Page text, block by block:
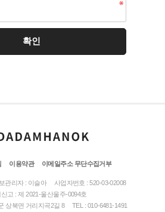
이용약관 이메일주소 무단수집거부
관리자 : 이슬아
사업자번호 : 520-03-02008
고 : 제 2021-울산울주-0094호
상북면 거리지곡2길 8
TEL : 010-6481-1491